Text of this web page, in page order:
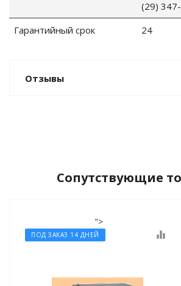
(29)
Гарантийный срок
24
Отзывы
Сопутствующие
">
ПОД ЗАКАЗ 14 ДНЕЙ equalizer